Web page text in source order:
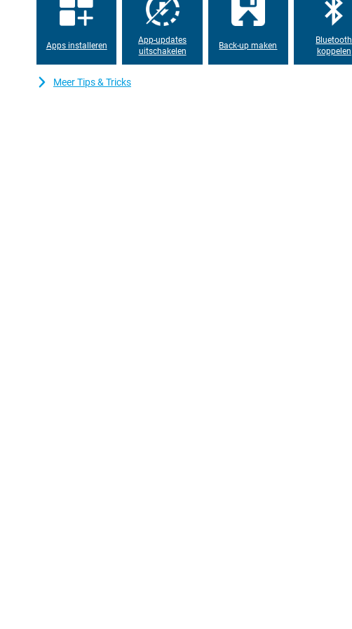
Apps installeren
App-updates
uitschakelen
Back-up maken
Bluetooth
koppelen
Meer Tips & Tricks